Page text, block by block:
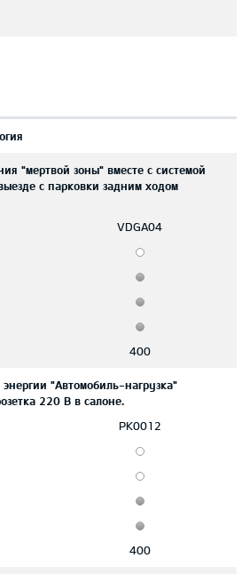
"мертвой зоны" вместе с системой
с парковки задним ходом
VDGA04
400
"Автомобиль-нагрузка"
220 В в салоне.
PK0012
400